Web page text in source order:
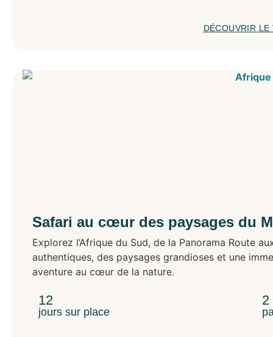
DÉCOUVRIR LE
Safari au cœur des paysages du
Explorez l’Afrique du Sud, de la Panorama Route
authentiques, des paysages grandioses et une
aventure au cœur de la nature.
12
jours sur place